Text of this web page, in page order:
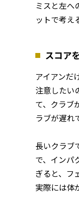
ミスと左へ
ットで考え
スコア
アイアンだ
注意したい
て、クラブ
ラブが遅れ
長いクラブ
で、インパ
ぎると、フ
実際には体